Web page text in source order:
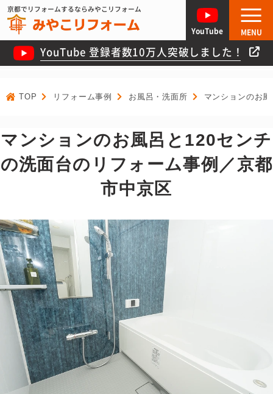
京都でリフォームするならみやこリフォーム
YouTube 登録者数10万人突破しました！
YouTube MENU
TOP リフォーム事例 お風呂・洗面所 マンションのお
マンションのお風呂と120センチ
の洗面台のリフォーム事例／京都
市中京区